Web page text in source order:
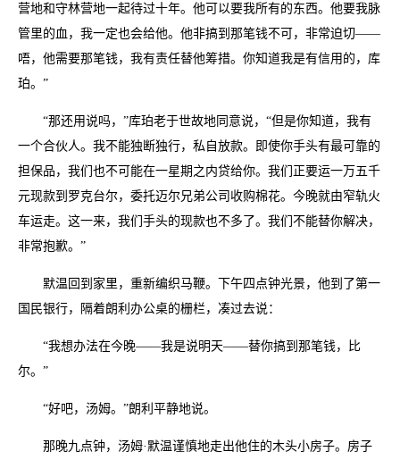
营地和守林营地一起待过十年。他可以要我所有的东西。他要我脉
管里的血，我一定也会给他。他非搞到那笔钱不可，非常迫切——
唔，他需要那笔钱，我有责任替他筹措。你知道我是有信用的，库
珀。”
“那还用说吗，”库珀老于世故地同意说，“但是你知道，我有
一个合伙人。我不能独断独行，私自放款。即使你手头有最可靠的
担保品，我们也不可能在一星期之内贷给你。我们正要运一万五千
元现款到罗克台尔，委托迈尔兄弟公司收购棉花。今晚就由窄轨火
车运走。这一来，我们手头的现款也不多了。我们不能替你解决，
非常抱歉。”
默温回到家里，重新编织马鞭。下午四点钟光景，他到了第一
国民银行，隔着朗利办公桌的栅栏，凑过去说：
“我想办法在今晚——我是说明天——替你搞到那笔钱，比
尔。”
“好吧，汤姆。”朗利平静地说。
那晚九点钟，汤姆·默温谨慎地走出他住的木头小房子。房子